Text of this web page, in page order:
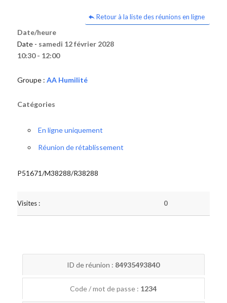
Retour à la liste des réunions en ligne
Date/heure
Date - samedi 12 février 2028
10:30 - 12:00
Groupe : AA Humilité
Catégories
En ligne uniquement
Réunion de rétablissement
P51671/M38288/R38288
Visites : 0
ID de réunion : 84935493840
Code / mot de passe : 1234